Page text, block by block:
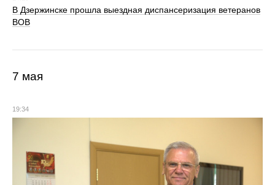
В Дзержинске прошла выездная диспансеризация ветеранов
ВОВ
7 мая
19:34